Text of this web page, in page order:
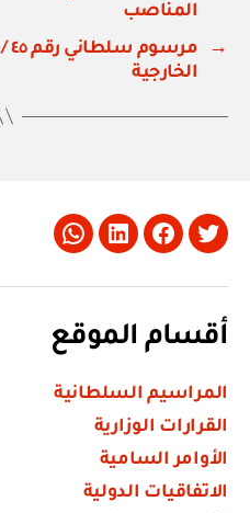
المناصب
→
الخارجية
Twitter
Facebook
LinkedIn
Whatsapp
أقسام الموقع
المراسيم السلطانية
القرارات الوزارية
الأوامر السامية
الاتفاقيات الدولية